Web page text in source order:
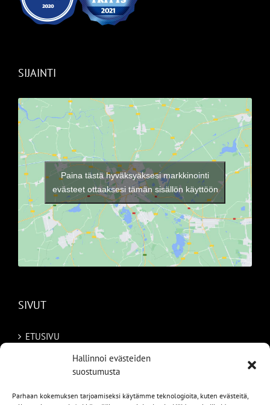
Hallinnoi evästeiden
suostumusta
Parhaan kokemuksen tarjoamiseksi käytämme teknologioita, kuten evästeitä,
SIJAINTI
Paina tästä hyväksyäksesi markkinointi
evästeet ottaaksesi tämän sisällön käyttöön
SIVUT
ETUSIVU